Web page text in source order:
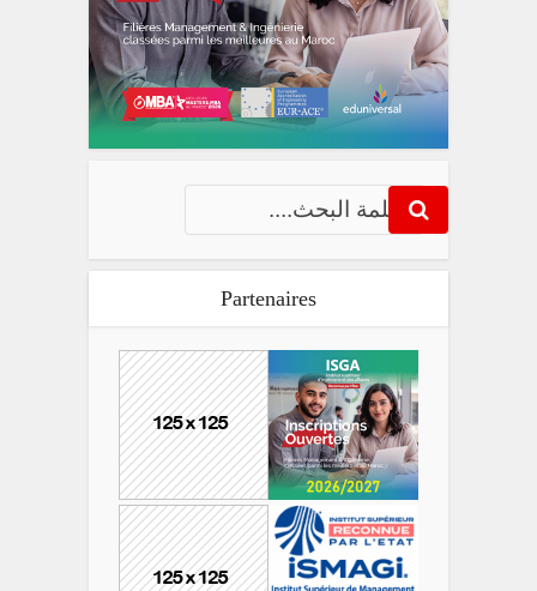
Partenaires